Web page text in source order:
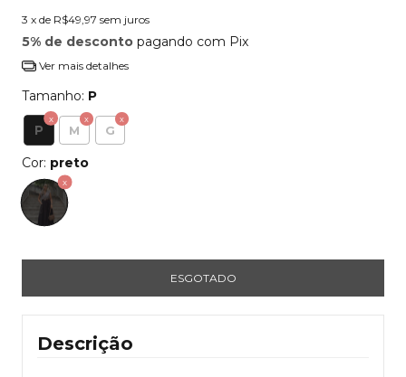
3 x de R$49,97 sem juros
5% de desconto pagando com Pix
Ver mais detalhes
Tamanho: P
P M G
Cor: preto
Descrição